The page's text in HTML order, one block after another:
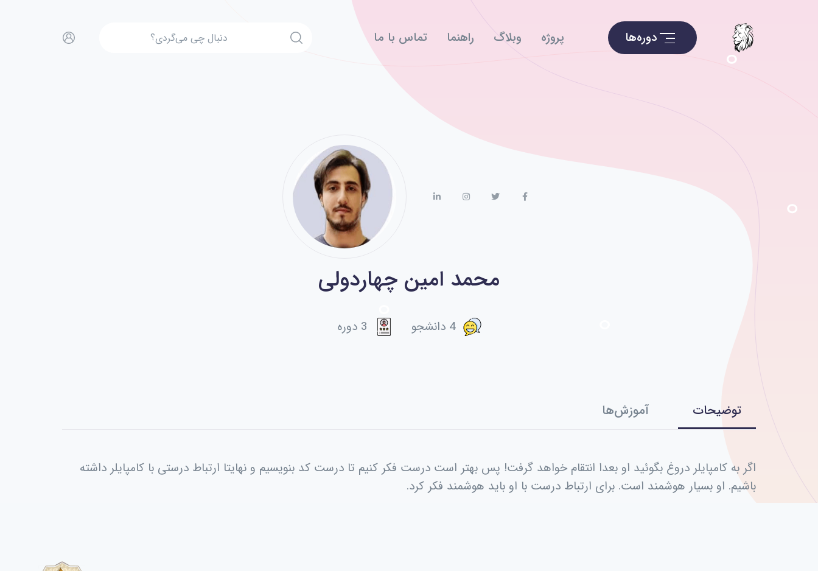
دوره‌ها پروژه وبلاگ راهنما تماس با ما
محمد امین چهاردولی
4 دانشجو 3 دوره
توضیحات آموزش‌ها
اگر به کامپایلر دروغ بگوئید او بعدا انتقام خواهد گرفت! پس بهتر است درست فکر کنیم تا درست کد بنویسیم و نهایتا ارتباط درستی با کامپایلر داشته
باشیم. او بسیار هوشمند است. برای ارتباط درست با او باید هوشمند فکر کرد.